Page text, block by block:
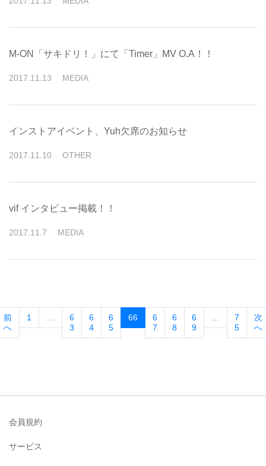
M-ON「サキドリ！」にて「Timer」MV O.A！！
2017 11 13 MEDIA
インストアイベント、Yuh欠席のお知らせ
2017 11 10 OTHER
vif インタビュー掲載！！
2017 11 7 MEDIA
前
へ
1
6
3
6
4
6
5
66(current)
6
7
6
8
6
9
7
5
次
へ
会員規約
サービス